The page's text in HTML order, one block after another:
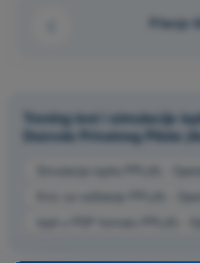
Pitanje
Trening test i simulacije
Dozvola Privatnog Pilota
Simulacija ispita PPL(A) -
Kviz za vežbanje PPL(A) -
Ispit u PDF formatu PPL(A) -